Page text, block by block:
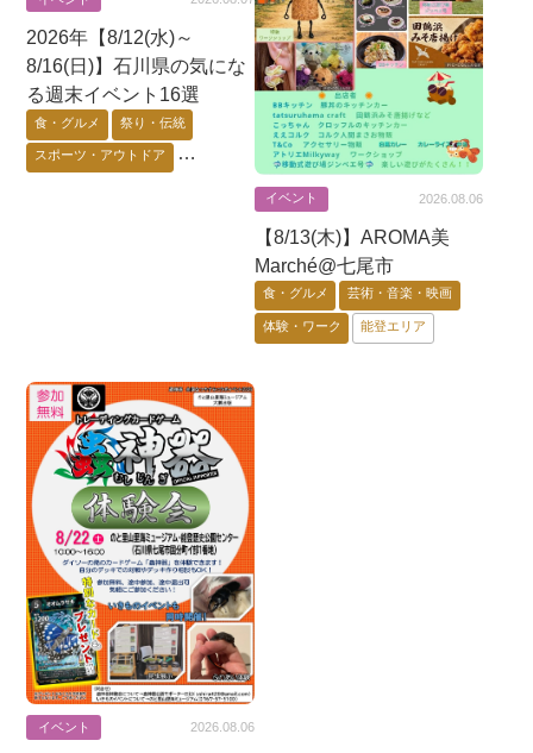
2026年【8/12(水)～
8/16(日)】石川県の気にな
る週末イベント16選
食・グルメ 祭り・伝統
スポーツ・アウトドア
イベント 2026.08.06
【8/13(木)】AROMA美
Marché@七尾市
食・グルメ 芸術・音楽・映画
体験・ワーク 能登エリア
イベント 2026.08.06